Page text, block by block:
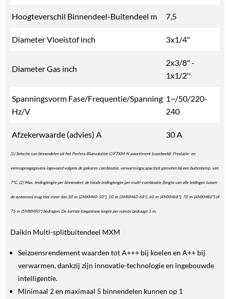
Hoogteverschil Binnendeel-Buitendeel m 7,5
Diameter Vloeistof inch 3x1/4"
Diameter Gas inch
2x3/8" -
1x1/2''
Spanningsvorm Fase/Frequentie/Spanning
Hz/V
1~/50/220-
240
Afzekerwaarde (advies) A 30 A
(1) Selectie van binnendelen uit het Perfera Bluevolution C/FTXM-N assortiment (voorbeeld). Prestatie- en
vermogensgegevens ingevoerd volgens de gekozen combinatie; verwarmingscapaciteit gemeten bij een buitentemp. van
7°C. (2) Max. leidinglengte per binnendeel; de totale leidinglengte per multi-combinatie (lengte van alle leidingen tussen
de systemen) mag niet meer dan 30 m (2MXM40-50*), 50 m (3MXM40-68*), 60 m (4MXM68*), 70 m (4MXM80*) of
75 m (5MXM90*) bedragen. De kortste toegestane lengte per ruimte bedraagt 3 m.
Daikin Multi-splitbuitendeel MXM
Seizoensrendement waarden tot A+++ bij koelen en A++ bij
verwarmen, dankzij zijn innovatie-technologie en ingebouwde
intelligentie.
Minimaal 2 en maximaal 5 binnendelen kunnen op 1